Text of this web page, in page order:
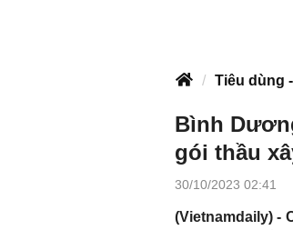
Tiêu dùng
Bình
gói thầu
30/10/2023 02:41
(Vietnamdaily) -